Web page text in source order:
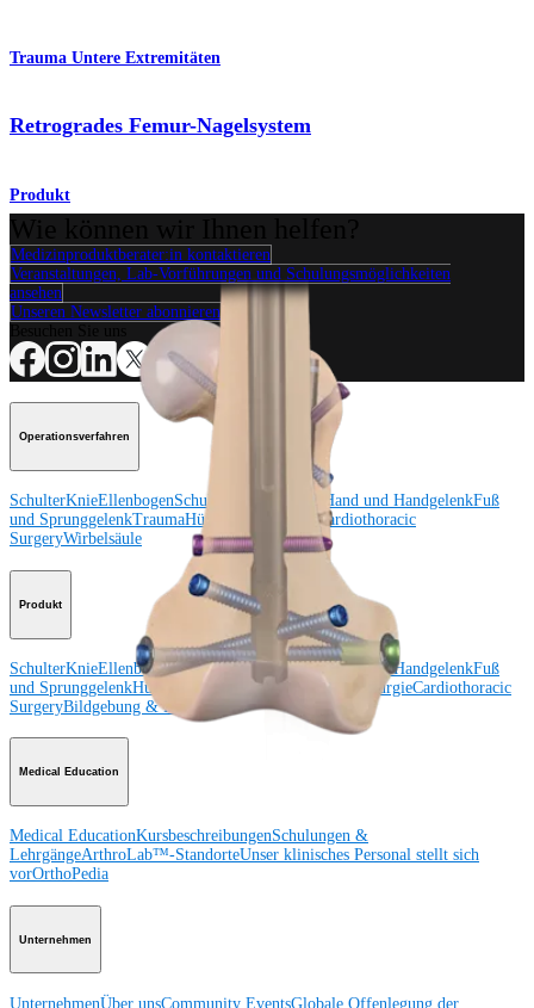
Trauma Untere Extremitäten
Retrogrades Femur-Nagelsystem
Produkt
Medizinproduktberater:in kontaktieren
Veranstaltungen, Lab-Vorführungen und Schulungsmöglichkeiten
ansehen
Unseren Newsletter abonnieren
Operationsverfahren
SchulterKnieEllenbogenSchulterendoprothetik Hand und HandgelenkFuß
und SprunggelenkTraumaHüfte
Cardiothoracic
SurgeryWirbelsäule
Produkt
SchulterKnieEllenbogenSchulterendoprothetik Hand und HandgelenkFuß
und SprunggelenkHüfte Orthobiologie Herz-ThoraxchirurgieCardiothoracic
SurgeryBildgebung & Resektion
Medical Education
Medical EducationKursbeschreibungenSchulungen &
LehrgängeArthroLab™-StandorteUnser klinisches Personal stellt sich
vorOrthoPedia
Unternehmen
UnternehmenÜber unsCommunity EventsGlobale Offenlegung der